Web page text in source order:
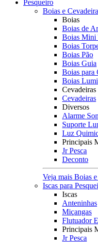
Pesqueiro
Boias e
Boias
Boias de
Boias Mini
Boias
Boias Pão
Boias Guia
Boias para
Boias
Cevadeiras
Cevadeiras
Diversos
Alarme
Suporte
Luz
Principais
Jr Pesca
Deconto
Veja mais Boias
Iscas para
Iscas
Anteninhas
Miçangas
Flutuador
Principais
Jr Pesca